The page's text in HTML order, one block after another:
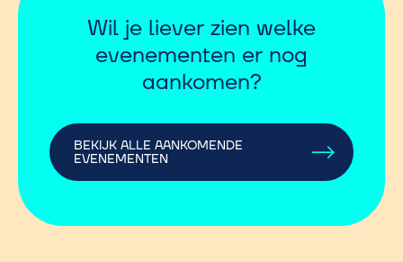
Wil je liever zien welke
evenementen er nog
aankomen?
BEKIJK ALLE AANKOMENDE
EVENEMENTEN